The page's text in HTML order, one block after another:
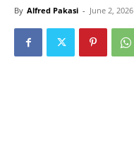
By Alfred Pakasi - June 2, 2026